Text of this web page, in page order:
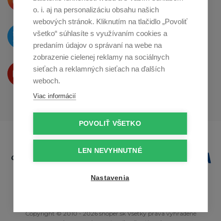
o zdieľanie naInstagrame
O novinkách píšeme
na Twitteri
Produkty Vám predstavujeme
naYoutube
Copyright © 2010 - 2026 snoper.sk Všetky práva vyhradené
o. i. aj na personalizáciu obsahu našich
webových stránok. Kliknutím na tlačidlo „Povoliť
všetko“ súhlasíte s využívaním cookies a
predaním údajov o správaní na webe na
zobrazenie cielenej reklamy na sociálnych
sieťach a reklamných sieťach na ďalších
weboch.
Viac informácií
POVOLIŤ VŠETKO
LEN NEVYHNUTNÉ
Nastavenia